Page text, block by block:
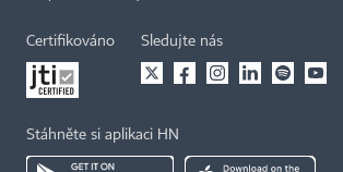
Certifikováno Sledujte nás
Stáhněte si aplikaci HN